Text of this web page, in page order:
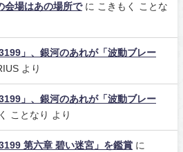
会場はあの場所でに
こきもく ことな
」、銀河のあれが「波動ブレー
より
」、銀河のあれが「波動ブレー
ことなり より
第六章 碧い迷宮」を鑑賞 に